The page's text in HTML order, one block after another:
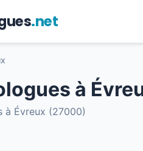
.net
à
à Évreux (27000)